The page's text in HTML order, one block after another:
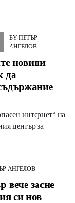
BY ПЕТЪР
АНГЕЛОВ
новини
да
интернет“ на
център за
АНГЕЛОВ
вече засне
си нов